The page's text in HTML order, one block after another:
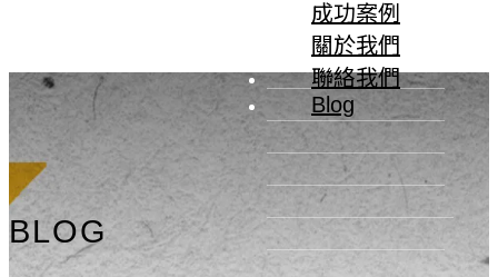
成功案例
關於我們
聯絡我們
Blog
BLOG